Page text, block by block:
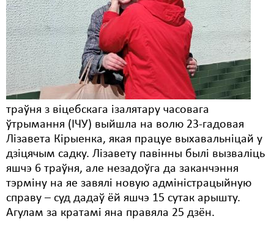
траўня з віцебскага ізалятару часовага
ўтрымання (ІЧУ) выйшла на волю 23-гадовая
Лізавета Кірыенка, якая працуе выхавальніцай у
дзіцячым садку. Лізавету павінны былі вызваліць
яшчэ 6 траўня, але незадоўга да заканчэння
тэрміну на яе завялі новую адміністрацыйную
справу – суд дадаў ёй яшчэ 15 сутак арышту.
Агулам за кратамі яна правяла 25 дзён.